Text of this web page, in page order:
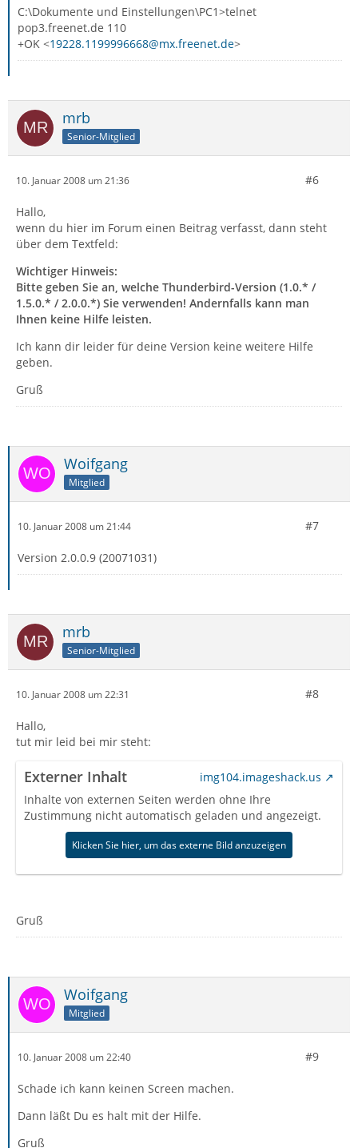
C:\Dokumente und Einstellungen\PC1>telnet
pop3.freenet.de 110
+OK <19228.1199996668@mx.freenet.de>
mrb
Senior-Mitglied
10. Januar 2008 um 21:36 #6
Hallo,
wenn du hier im Forum einen Beitrag verfasst, dann steht
über dem Textfeld:
Wichtiger Hinweis:
Bitte geben Sie an, welche Thunderbird-Version (1.0.* /
1.5.0.* / 2.0.0.*) Sie verwenden! Andernfalls kann man
Ihnen keine Hilfe leisten.
Ich kann dir leider für deine Version keine weitere Hilfe
geben.
Gruß
Woifgang
Mitglied
10. Januar 2008 um 21:44 #7
Version 2.0.0.9 (20071031)
mrb
Senior-Mitglied
10. Januar 2008 um 22:31 #8
Hallo,
tut mir leid bei mir steht:
Externer Inhalt
img104.imageshack.us
Inhalte von externen Seiten werden ohne Ihre
Zustimmung nicht automatisch geladen und angezeigt.
Klicken Sie hier, um das externe Bild anzuzeigen
Gruß
Woifgang
Mitglied
10. Januar 2008 um 22:40 #9
Schade ich kann keinen Screen machen.
Dann läßt Du es halt mit der Hilfe.
Gruß